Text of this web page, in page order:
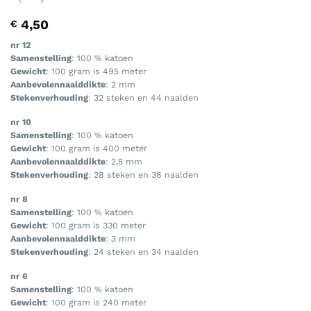
€ 4,50
nr 12
Samenstelling: 100 % katoen
Gewicht: 100 gram is 495 meter
Aanbevolennaalddikte: 2 mm
Stekenverhouding: 32 steken en 44 naalden
nr 10
Samenstelling: 100 % katoen
Gewicht: 100 gram is 400 meter
Aanbevolennaalddikte: 2,5 mm
Stekenverhouding: 28 steken en 38 naalden
nr 8
Samenstelling: 100 % katoen
Gewicht: 100 gram is 330 meter
Aanbevolennaalddikte: 3 mm
Stekenverhouding: 24 steken en 34 naalden
nr 6
Samenstelling: 100 % katoen
Gewicht: 100 gram is 240 meter